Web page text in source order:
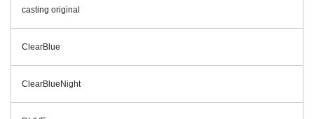
casting original
ClearBlue
ClearBlueNight